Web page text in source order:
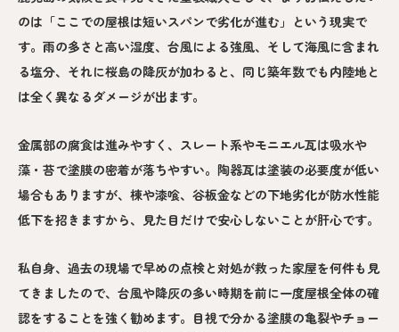
のは「ここでの屋根は短いスパンで劣化が進む」という現実で
す。雨の多さと高い湿度、台風による強風、そして海風に含まれ
る塩分、それに桜島の降灰が加わると、同じ築年数でも内陸地と
は全く異なるダメージが出ます。
金属部の腐食は進みやすく、スレート系やモニエル瓦は吸水や
藻・苔で塗膜の密着が落ちやすい。陶器瓦は塗装の必要度が低い
場合もありますが、棟や漆喰、谷板金などの下地劣化が防水性能
低下を招きますから、見た目だけで安心しないことが肝心です。
私自身、過去の現場で早めの点検と対処が救った家屋を何件も見
てきましたので、台風や降灰の多い時期を前に一度屋根全体の確
認をすることを強く勧めます。目視で分かる塗膜の亀裂やチョー